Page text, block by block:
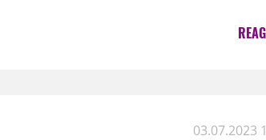
03.07.2023